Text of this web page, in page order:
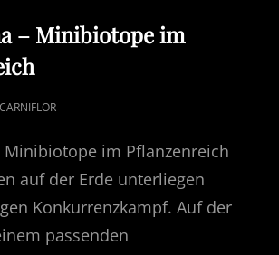
– Minibiotope im
CARNIFLOR
Minibiotope im Pflanzenreich
auf der Erde unterliegen
Konkurrenzkampf. Auf der
passenden